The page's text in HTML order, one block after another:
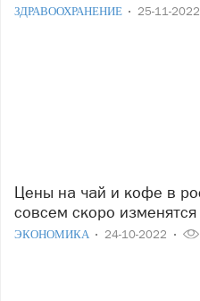
ЗДРАВООХРАНЕНИЕ 25-11-2022
Цены на чай и кофе в российских магазинах
совсем скоро изменятся
ЭКОНОМИКА 24-10-2022